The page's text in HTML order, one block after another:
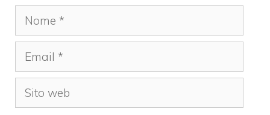
Nome
Email
Sito
web